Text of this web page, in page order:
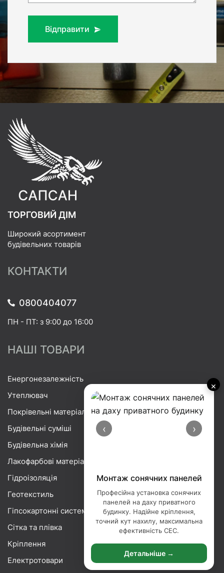
×
‹ ›
Монтаж сонячних панелей
Професійна установка сонячних
панелей на даху приватного
будинку. Надійне кріплення,
точний кут нахилу, максимальна
ефективність СЕС.
Детальніше →
Відправити
ТОРГОВИЙ ДІМ
Широкий асортимент
будівельних товарів
КОНТАКТИ
0800404077
ПН - ПТ: з 9:00 до 16:00
НАШІ ТОВАРИ
Енергонезалежність
Утеплювач
Покрівельні матеріали
Будівельні суміші
Будівельна хімія
Лакофарбові матеріали
Гідроізоляція
Геотекстиль
Гіпсокартонні системи
Сітка та плівка
Кріплення
Електротовари